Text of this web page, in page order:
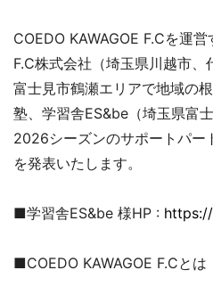
COEDO KAWAGOE F.Cを運
F.C株式会社（埼玉県川越市、
富士見市鶴瀬エリアで地域の
塾、学習舎ES&be（埼玉県富
2026シーズンのサポートパー
を発表いたします。
■学習舎ES&be 様HP :
■COEDO KAWAGOE F.Cとは